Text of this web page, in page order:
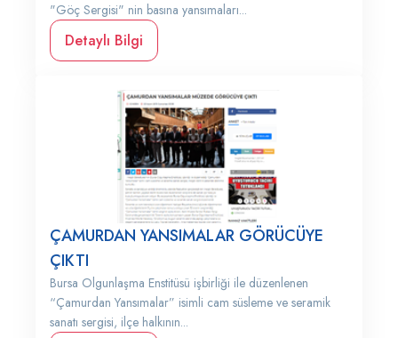
"Göç Sergisi" nin basına yansımaları...
Detaylı Bilgi
ÇAMURDAN YANSIMALAR GÖRÜCÜYE
ÇIKTI
Bursa Olgunlaşma Enstitüsü işbirliği ile düzenlenen
“Çamurdan Yansımalar” isimli cam süsleme ve seramik
sanatı sergisi, ilçe halkının...